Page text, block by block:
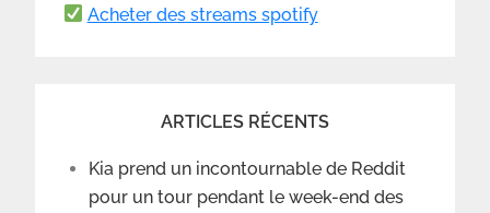
Acheter des streams spotify
ARTICLES RÉCENTS
Kia prend un incontournable de Reddit
pour un tour pendant le week-end des